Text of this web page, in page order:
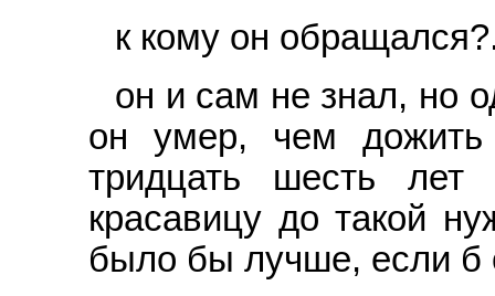
к кому он
он и сам не знал, но
он умер, чем дожить
тридцать шесть
красавицу до такой
было бы лучше, если б